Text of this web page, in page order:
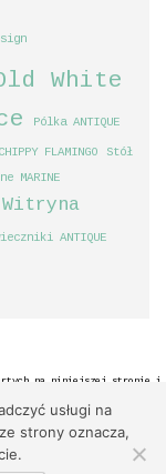
White
Pólka ANTIQUE
FLAMINGO
Stół
MARINE
Witryna
ANTIQUE
na niniejszej stronie i
materiały w celach
kontaktowy.
usługi na
strony oznacza,